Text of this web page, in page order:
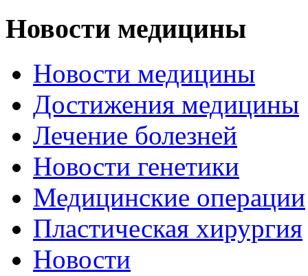
Новости медицины
Новости медицины
Достижения медицины
Лечение болезней
Новости генетики
Медицинские операции
Пластическая хирургия
Новости